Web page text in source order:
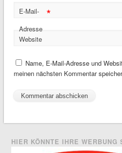
E-Mail-
Adresse
*
Website
Name, E-Mail-Adresse und
meinen nächsten Kommentar
HIER KÖNNTE IHRE WERBUNG